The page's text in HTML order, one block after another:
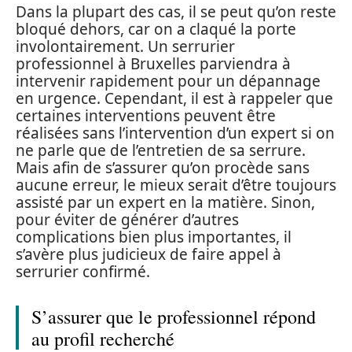
Dans la plupart des cas, il se peut qu’on reste
bloqué dehors, car on a claqué la porte
involontairement. Un serrurier
professionnel à Bruxelles parviendra à
intervenir rapidement pour un dépannage
en urgence. Cependant, il est à rappeler que
certaines interventions peuvent être
réalisées sans l’intervention d’un expert si on
ne parle que de l’entretien de sa serrure.
Mais afin de s’assurer qu’on procède sans
aucune erreur, le mieux serait d’être toujours
assisté par un expert en la matière. Sinon,
pour éviter de générer d’autres
complications bien plus importantes, il
s’avère plus judicieux de faire appel à
serrurier confirmé.
S’assurer que le professionnel répond
au profil recherché